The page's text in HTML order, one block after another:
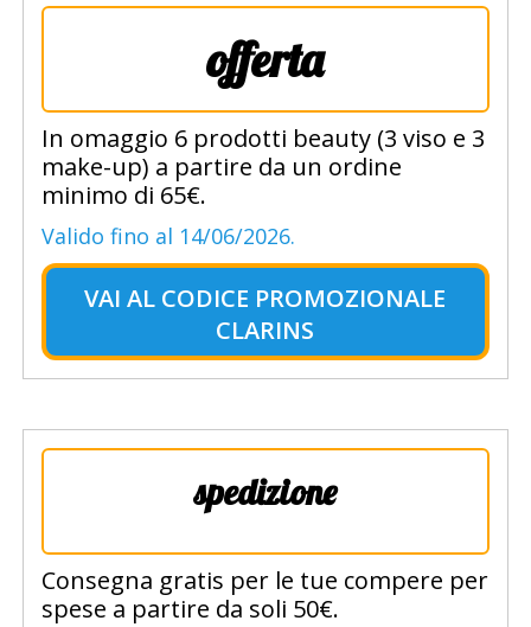
offerta
In omaggio 6 prodotti beauty (3 viso e 3
make-up) a partire da un ordine
minimo di 65€.
Valido fino al 14/06/2026.
VAI AL CODICE PROMOZIONALE
CLARINS
spedizione
Consegna gratis per le tue compere per
spese a partire da soli 50€.